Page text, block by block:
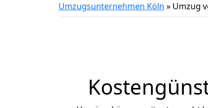
Umzugsunternehmen Köln » Umzug